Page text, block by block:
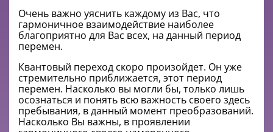
Очень важно уяснить каждому из Вас, что
гармоничное взаимодействие наиболее
благоприятно для Вас всех, на данный период
перемен.
Квантовый переход скоро произойдет. Он уже
стремительно приближается, этот период
перемен. Насколько вы могли бы, только лишь
осознаться и понять всю важность своего здесь
пребывания, в данный момент преобразований.
Насколько Вы важны, в проявлении